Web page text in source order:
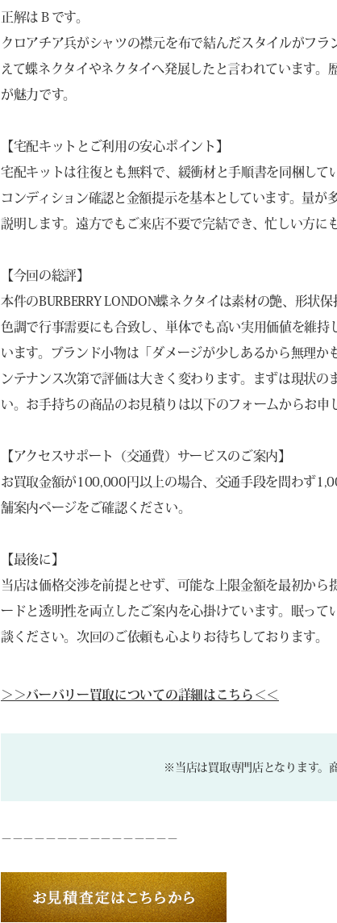
正解はＢです。
クロアチア兵がシャツの襟元を布で結んだスタイルがフ
えて蝶ネクタイやネクタイへ発展したと言われています
が魅力です。
【宅配キットとご利用の安心ポイント】
宅配キットは往復とも無料で、緩衝材と手順書を同梱し
コンディション確認と金額提示を基本としています。量
説明します。遠方でもご来店不要で完結でき、忙しい方に
【今回の総評】
本件のBURBERRY LONDON蝶ネクタイは素材の艶、形状
色調で行事需要にも合致し、単体でも高い実用価値を維
います。ブランド小物は「ダメージが少しあるから無理
ンテナンス次第で評価は大きく変わります。まずは現状
い。お手持ちの商品のお見積りは以下のフォームからお申
【アクセスサポート（交通費）サービスのご案内】
お買取金額が100,000円以上の場合、交通手段を問わず
舗案内ページをご確認ください。
【最後に】
当店は価格交渉を前提とせず、可能な上限金額を最初か
ードと透明性を両立したご案内を心掛けています。眠っ
談ください。次回のご依頼も心よりお待ちしております。
＞＞バーバリー買取についての詳細はこちら＜＜
※当店は買取専門店となります。
－－－－－－－－－－－－－－－－